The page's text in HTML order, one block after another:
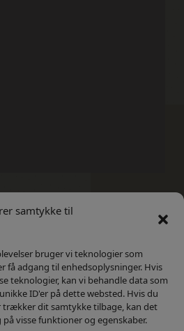
samtykke til
bruger vi teknologier som
få adgang til enhedsoplysninger. Hvis
teknologier, kan vi behandle data som
ID'er på dette websted. Hvis du
trækker dit samtykke tilbage, kan det
visse funktioner og egenskaber.